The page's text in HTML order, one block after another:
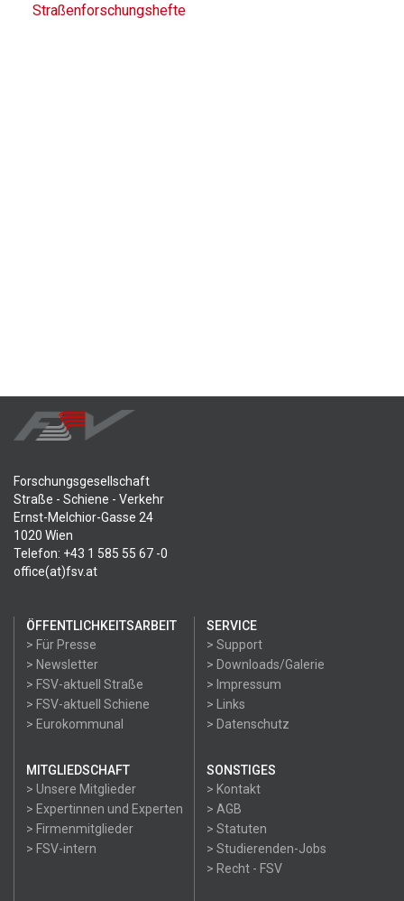
Straßenforschungshefte
Forschungsgesellschaft
Straße - Schiene - Verkehr
Ernst-Melchior-Gasse 24
1020 Wien
Telefon: +43 1 585 55 67 -0
office(at)fsv.at
ÖFFENTLICHKEITSARBEIT
> Für Presse
> Newsletter
> FSV-aktuell Straße
> FSV-aktuell Schiene
> Eurokommunal
SERVICE
> Support
> Downloads/Galerie
> Impressum
> Links
> Datenschutz
MITGLIEDSCHAFT
> Unsere Mitglieder
> Expertinnen und Experten
> Firmenmitglieder
> FSV-intern
SONSTIGES
> Kontakt
> AGB
> Statuten
> Studierenden-Jobs
> Recht - FSV